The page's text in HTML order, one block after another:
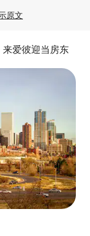
原文
来爱彼迎当房东